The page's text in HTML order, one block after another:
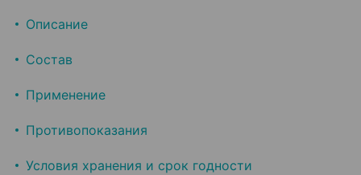
Описание
Состав
Применение
Противопоказания
Условия хранения и срок годности